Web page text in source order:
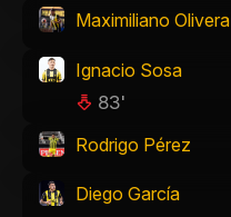
Maximiliano Olivera
Ignacio Sosa
83'
Rodrigo Pérez
Diego García